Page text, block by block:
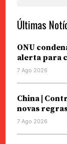
Últimas
ONU
alerta para
7 Ago 2026
China |
novas
7 Ago 2026